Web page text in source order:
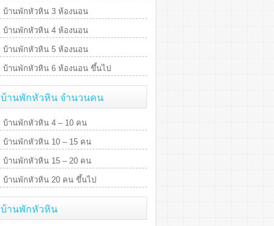
บ้านพักหัวหิน 3 ห้องนอน
บ้านพักหัวหิน 4 ห้องนอน
บ้านพักหัวหิน 5 ห้องนอน
บ้านพักหัวหิน 6 ห้องนอน ขึ้นไป
บ้านพักหัวหิน จำนวนคน
บ้านพักหัวหิน 4 – 10 คน
บ้านพักหัวหิน 10 – 15 คน
บ้านพักหัวหิน 15 – 20 คน
บ้านพักหัวหิน 20 คน ขึ้นไป
บ้านพักหัวหิน